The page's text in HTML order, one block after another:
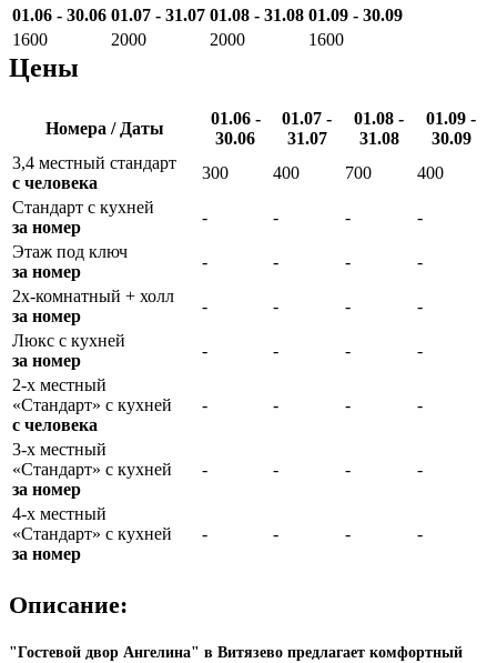
01.06 - 30.06 01.07 - 31.07 01.08 - 31.08 01.09 - 30.09
1600
2000 2000 1600
Цены
Номера / Даты
01.06 -
30.06
01.07 -
31.07
01.08 -
31.08
01.09 -
30.09
3,4 местный стандарт
с человека
300 400 700
400
Стандарт с кухней
за номер
- - -
-
Этаж под ключ
за номер
- - -
-
2х-комнатный + холл
за номер
- - -
-
Люкс с кухней
за номер
- - -
-
2-х местный
«Стандарт» с кухней
с человека
- - - -
3-х местный
«Стандарт» с кухней
за номер
- - - -
4-х местный
«Стандарт» с кухней
за номер
- - - -
Описание:
"Гостевой двор Ангелина" в Витязево предлагает комфортный